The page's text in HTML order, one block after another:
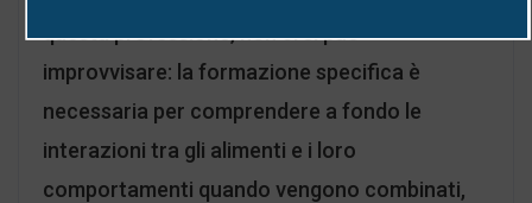
questa professione, non ci si può
improvvisare: la formazione specifica è
necessaria per comprendere a fondo le
interazioni tra gli alimenti e i loro
comportamenti quando vengono combinati,